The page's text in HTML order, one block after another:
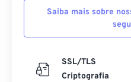
Saiba mais sobre
SSL/TLS
Criptografia